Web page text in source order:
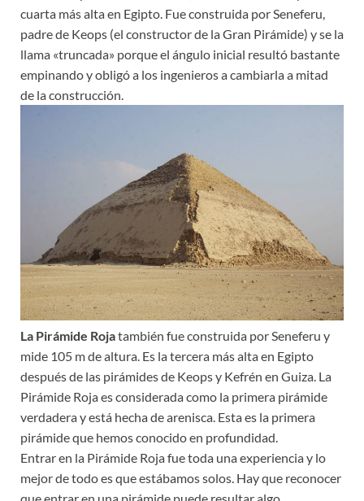
cuarta más alta en Egipto. Fue construida por Seneferu,
padre de Keops (el constructor de la Gran Pirámide) y se la
llama «truncada» porque el ángulo inicial resultó bastante
empinando y obligó a los ingenieros a cambiarla a mitad
de la construcción.
La Pirámide Rojatambién fue construida por Seneferu y
mide 105 m de altura. Es la tercera más alta en Egipto
después de las pirámides de Keops y Kefrén en Guiza. La
Pirámide Roja es considerada como la primera pirámide
verdadera yestá hecha de arenisca. Esta es la primera
pirámide que hemos conocido en profundidad.
Entrar en la Pirámide Roja fue toda una experiencia y lo
mejor de todo es que estábamos solos. Hay que reconocer